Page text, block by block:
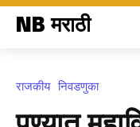
NB मराठी
राजकीय निवडणुका